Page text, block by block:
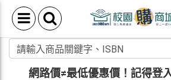
網路價≠最低優惠價！ 記得登